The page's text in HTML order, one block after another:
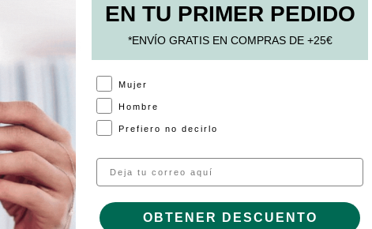
EN TU PRIMER PEDIDO
*ENVÍO GRATIS EN COMPRAS DE +25€
A Mujer
Hombre
Prefiero no decirlo
Email
OBTENER DESCUENTO